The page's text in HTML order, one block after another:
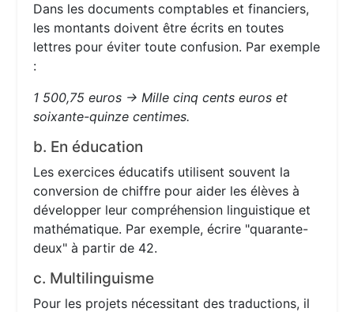
Dans les documents comptables et financiers,
les montants doivent être écrits en toutes
lettres pour éviter toute confusion. Par exemple
:
1 500,75 euros → Mille cinq cents euros et
soixante-quinze centimes.
b. En éducation
Les exercices éducatifs utilisent souvent la
conversion de chiffre pour aider les élèves à
développer leur compréhension linguistique et
mathématique. Par exemple, écrire "quarante-
deux" à partir de 42.
c. Multilinguisme
Pour les projets nécessitant des traductions, il